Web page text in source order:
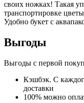
своих ножках! Такая
транспортировке
Удобно букет с
Выгоды
Выгоды с первой
Кэшбэк. С
доставки
100% можно